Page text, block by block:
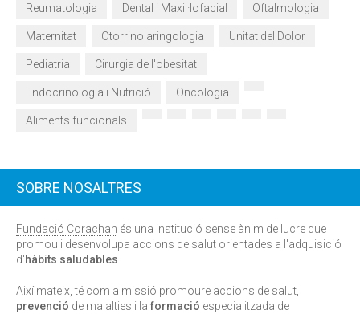
Reumatologia Dental i Maxil·lofacial Oftalmologia
Maternitat Otorrinolaringologia Unitat del Dolor
Pediatria Cirurgia de l'obesitat
Endocrinologia i Nutrició Oncologia
Aliments funcionals
SOBRE NOSALTRES
Fundació Corachan és una institució sense ànim de lucre que
promou i desenvolupa accions de salut orientades a l'adquisició
d'hàbits saludables.
Així mateix, té com a missió promoure accions de salut,
prevenció de malalties i la formació especialitzada de